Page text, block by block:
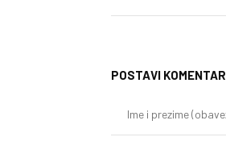
POSTAVI KOMENTAR